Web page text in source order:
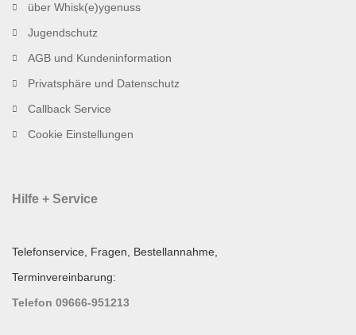
über Whisk(e)ygenuss
Jugendschutz
AGB und Kundeninformation
Privatsphäre und Datenschutz
Callback Service
Cookie Einstellungen
Hilfe + Service
Telefonservice, Fragen, Bestellannahme,
Terminvereinbarung:
Telefon 09666-951213